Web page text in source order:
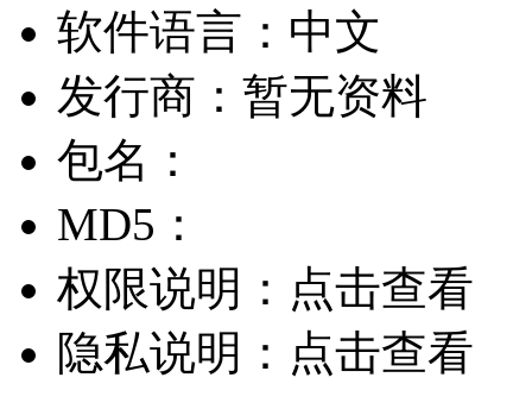
软件语言： 中文
发行商： 暂无资料
包名：
MD5：
权限说明： 点击查看
隐私说明： 点击查看